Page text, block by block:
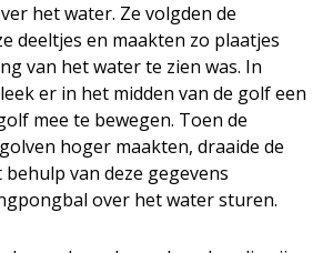
het water. Ze volgden de
deeltjes en maakten zo plaatjes
van het water te zien was. In
er in het midden van de golf een
mee te bewegen. Toen de
hoger maakten, draaide de
van deze gegevens
over het water sturen.